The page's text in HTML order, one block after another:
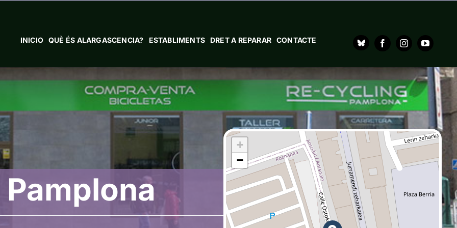
INICIO QUÈ ÉS ALARGASCENCIA? ESTABLIMENTS DRET A REPARAR CONTACTE
+
−